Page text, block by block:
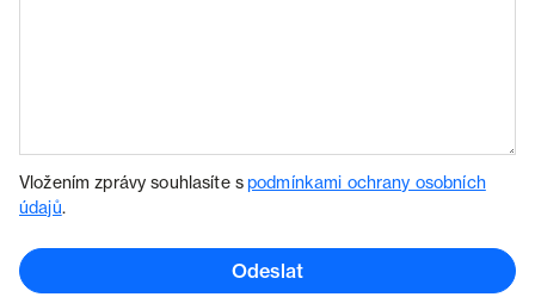
Vložením zprávy souhlasíte spodmínkami ochrany osobních
údajů.
Odeslat